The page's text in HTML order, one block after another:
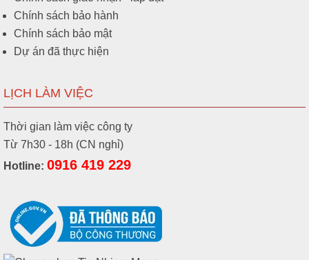
Chính sách bảo hành
Chính sách bảo mật
Dự án đã thực hiện
LỊCH LÀM VIỆC
Thời gian làm việc công ty
Từ 7h30 - 18h (CN nghỉ)
Hotline: 0916 419 229